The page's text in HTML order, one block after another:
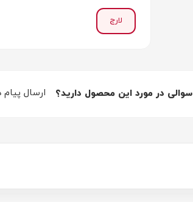
لارج
سوالی در مورد این محصول دارید؟ ارسال پیام